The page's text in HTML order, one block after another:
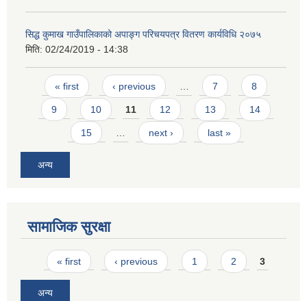
सिद्ध कुमाख गाउँपालिकाको अपाङ्ग परिचयपत्र वितरण कार्यविधि २०७५
मिति: 02/24/2019 - 14:38
Pages
« first ‹ previous … 7 8
9 10 11 12 13 14
15 … next › last »
अन्य
सामाजिक सुरक्षा
Pages
« first ‹ previous 1 2 3
अन्य